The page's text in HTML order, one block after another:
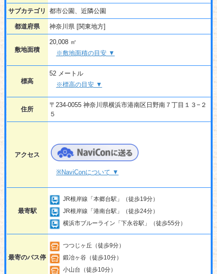
サブカテゴリ 都市公園、近隣公園
都道府県 神奈川県 [関東地方]
敷地面積
20,008 ㎡
※敷地面積の目安 ▼
標高
52 メートル
※標高の目安 ▼
住所
〒234-0055 神奈川県横浜市港南区日野南７丁目１３−２
５
アクセス
※NaviConについて ▼
最寄駅
JR根岸線「本郷台駅」（徒歩19分）
JR根岸線「港南台駅」（徒歩24分）
横浜市ブルーライン「下永谷駅」（徒歩55分）
最寄のバス停
つつじヶ丘（徒歩9分）
鍛冶ヶ谷（徒歩10分）
小山台（徒歩10分）